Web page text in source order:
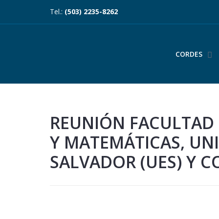
Tel.: (503) 2235-8262
CORDES
REUNIÓN
Y MATEMÁTICAS,
SALVADOR (UES) Y